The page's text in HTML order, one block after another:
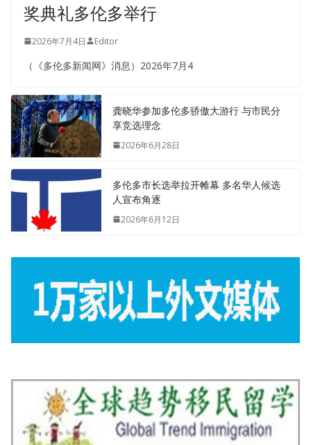
奖典礼多伦多举行
2026年7月4日 Editor
（《多伦多新闻网》消息）2026年7月4
龚晓华参加多伦多骄傲大游行 与市民分
享竞选理念
2026年6月28日
多伦多市长选举拉开帷幕 多名华人候选
人宣布角逐
2026年6月12日